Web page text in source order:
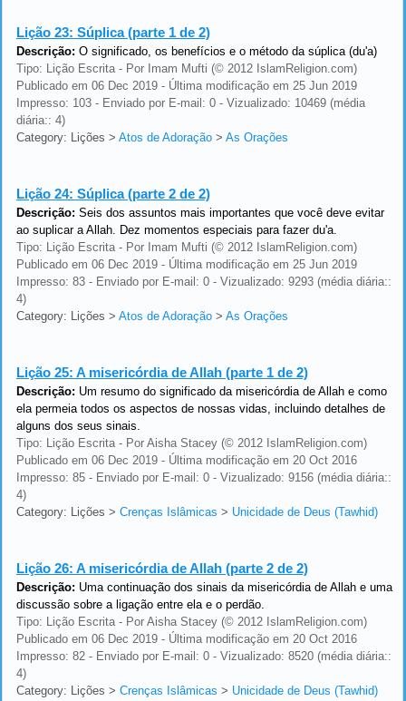
Lição 23: Súplica (parte 1 de 2)
Descrição: O significado, os benefícios e o método da súplica (du'a)
Tipo: Lição Escrita - Por Imam Mufti (© 2012 IslamReligion.com)
Publicado em 06 Dec 2019 - Última modificação em 25 Jun 2019
Impresso: 103 - Enviado por E-mail: 0 - Vizualizado: 10469 (média
diária:: 4)
Category: Lições > Atos de Adoração > As Orações
Lição 24: Súplica (parte 2 de 2)
Descrição: Seis dos assuntos mais importantes que você deve evitar
ao suplicar a Allah. Dez momentos especiais para fazer du'a.
Tipo: Lição Escrita - Por Imam Mufti (© 2012 IslamReligion.com)
Publicado em 06 Dec 2019 - Última modificação em 25 Jun 2019
Impresso: 83 - Enviado por E-mail: 0 - Vizualizado: 9293 (média diária::
4)
Category: Lições > Atos de Adoração > As Orações
Lição 25: A misericórdia de Allah (parte 1 de 2)
Descrição: Um resumo do significado da misericórdia de Allah e como
ela permeia todos os aspectos de nossas vidas, incluindo detalhes de
alguns dos seus sinais.
Tipo: Lição Escrita - Por Aisha Stacey (© 2012 IslamReligion.com)
Publicado em 06 Dec 2019 - Última modificação em 20 Oct 2016
Impresso: 85 - Enviado por E-mail: 0 - Vizualizado: 9156 (média diária::
4)
Category: Lições > Crenças Islâmicas > Unicidade de Deus (Tawhid)
Lição 26: A misericórdia de Allah (parte 2 de 2)
Descrição: Uma continuação dos sinais da misericórdia de Allah e uma
discussão sobre a ligação entre ela e o perdão.
Tipo: Lição Escrita - Por Aisha Stacey (© 2012 IslamReligion.com)
Publicado em 06 Dec 2019 - Última modificação em 20 Oct 2016
Impresso: 82 - Enviado por E-mail: 0 - Vizualizado: 8520 (média diária::
4)
Category: Lições > Crenças Islâmicas > Unicidade de Deus (Tawhid)